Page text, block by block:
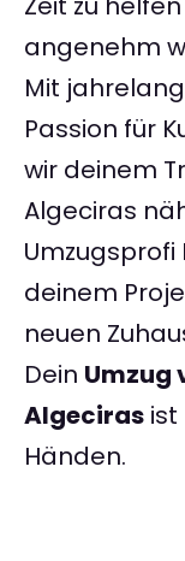
angenehm
Mit
Passion für
wir deinem
Algeciras
deinem
neuen
Dein Umzug
Algeciras ist
Händen.